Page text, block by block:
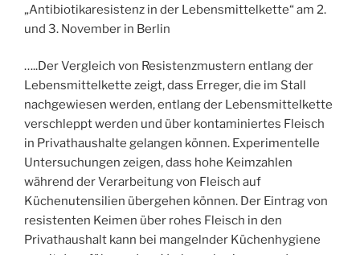
„Antibiotikaresistenz in der Lebensmittelkette“ am 2.
und 3. November in Berlin
…..Der Vergleich von Resistenzmustern entlang der
Lebensmittelkette zeigt, dass Erreger, die im Stall
nachgewiesen werden, entlang der Lebensmittelkette
verschleppt werden und über kontaminiertes Fleisch
in Privathaushalte gelangen können. Experimentelle
Untersuchungen zeigen, dass hohe Keimzahlen
während der Verarbeitung von Fleisch auf
Küchenutensilien übergehen können. Der Eintrag von
resistenten Keimen über rohes Fleisch in den
Privathaushalt kann bei mangelnder Küchenhygiene